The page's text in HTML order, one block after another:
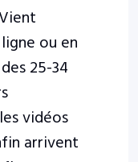
ou en
25-34
vidéos
arrivent